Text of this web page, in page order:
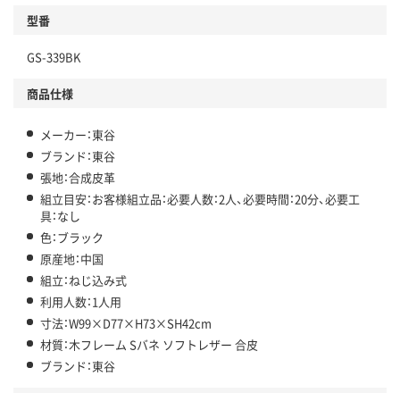
型番
GS-339BK
商品仕様
メーカー：東谷
ブランド：東谷
張地：合成皮革
組立目安：お客様組立品：必要人数：2人、必要時間：20分、必要工
具：なし
色：ブラック
原産地：中国
組立：ねじ込み式
利用人数：1人用
寸法：W99×D77×H73×SH42cm
材質：木フレーム Sバネ ソフトレザー 合皮
ブランド：東谷